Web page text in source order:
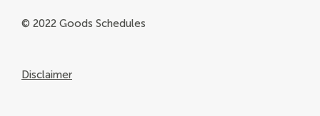
© 2022 Goods Schedules
Disclaimer